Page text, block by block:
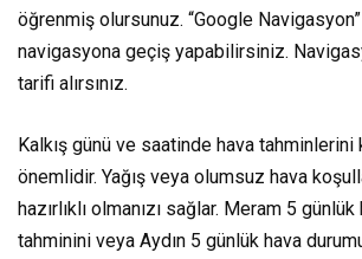
öğrenmiş olursunuz. “Google
navigasyona geçiş yapabilirsiniz.
tarifi alırsınız.
Kalkış günü ve saatinde hava
önemlidir. Yağış veya olumsuz hava
hazırlıklı olmanızı sağlar. Meram 5
tahminini veya Aydın 5 günlük hava